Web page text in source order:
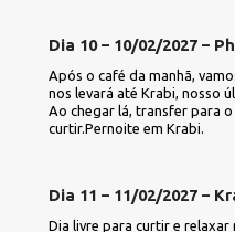
Dia 10 – 10/02/2027 –
Após o café da manhã,
nos levará até Krabi, nosso
Ao chegar lá, transfer para
curtir.Pernoite em Krabi.
Dia 11 – 11/02/2027 –
Dia livre para curtir e relaxar